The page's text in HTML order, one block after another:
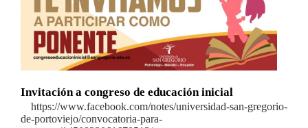
Invitación a congreso de educación inicial
https://www.facebook.com/notes/universidad-san-gregorio-
de-portoviejo/convocatoria-para-